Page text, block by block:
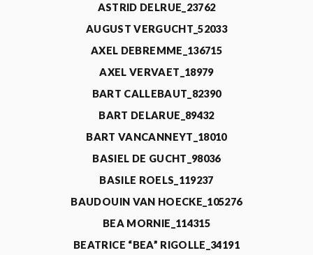
ASTRID DELRUE_23762
AUGUST VERGUCHT_52033
AXEL DEBREMME_136715
AXEL VERVAET_18979
BART CALLEBAUT_82390
BART DELARUE_89432
BART VANCANNEYT_18010
BASIEL DE GUCHT_98036
BASILE ROELS_119237
BAUDOUIN VAN HOECKE_105276
BEA MORNIE_114315
BEATRICE “BEA” RIGOLLE_34191